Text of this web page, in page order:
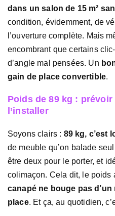
dans un salon de 15 m²
condition, évidemment, de
l’ouverture complète. Mais
encombrant que certains
d’angle mal pensées. Un
gain de place convertible.
Poids de 89 kg :
l’installer
Soyons clairs : 89 kg, c’est
de meuble qu’on balade
être deux pour le porter, et
colimaçon. Cela dit, le poids
canapé ne bouge pas
place. Et ça, au quotidien,